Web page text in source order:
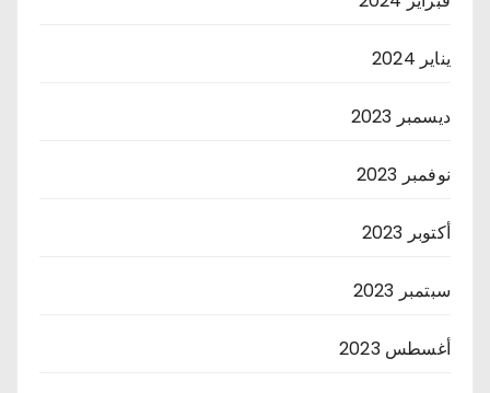
يناير 2024
ديسمبر 2023
نوفمبر 2023
أكتوبر 2023
سبتمبر 2023
أغسطس 2023